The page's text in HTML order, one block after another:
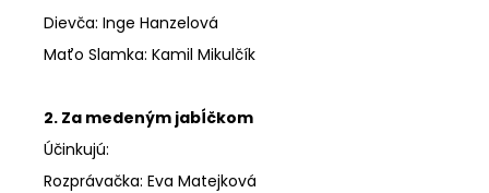
Dievča: Inge Hanzelová
Maťo Slamka: Kamil Mikulčík
2. Za medeným jabĺčkom
Účinkujú:
Rozprávačka: Eva Matejková